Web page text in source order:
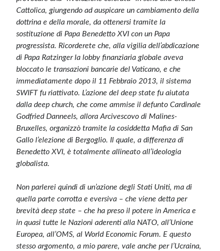
Cattolica, giungendo ad auspicare un cambiamento della
dottrina e della morale, da ottenersi tramite la
sostituzione di Papa Benedetto XVI con un Papa
progressista. Ricorderete che, alla vigilia dell’abdicazione
di Papa Ratzinger la lobby finanziaria globale aveva
bloccato le transazioni bancarie del Vaticano, e che
immediatamente dopo il 11 Febbraio 2013, il sistema
SWIFT fu riattivato. L’azione del deep state fu aiutata
dalla deep church, che come ammise il defunto Cardinale
Godfried Danneels, allora Arcivescovo di Malines-
Bruxelles, organizzò tramite la cosiddetta Mafia di San
Gallo l’elezione di Bergoglio. Il quale, a differenza di
Benedetto XVI, è totalmente allineato all’ideologia
globalista.
Non parlerei quindi di un’azione degli Stati Uniti, ma di
quella parte corrotta e eversiva – che viene detta per
brevità deep state – che ha preso il potere in America e
in quasi tutte le Nazioni aderenti alla NATO, all’Unione
Europea, all’OMS, al World Economic Forum. E questo
stesso argomento, a mio parere, vale anche per l’Ucraina,